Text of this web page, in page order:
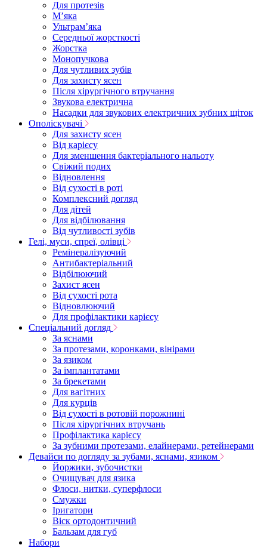
Для протезів
Мʼяка
Ультрамʼяка
Середньої жорсткості
Жорстка
Монопучкова
Для чутливих зубів
Для захисту ясен
Після хірургічного втручання
Звукова електрична
Насадки для звукових електричних зубних щіток
Ополіскувачі
Для захисту ясен
Від карієсу
Для зменшення бактеріального нальоту
Свіжий подих
Відновлення
Від сухості в роті
Комплексний догляд
Для дітей
Для відбілювання
Від чутливості зубів
Гелі, муси, спреї, олівці
Ремінералізуючий
Антибактеріальний
Відбілюючий
Захист ясен
Від сухості рота
Відновлюючий
Для профілактики карієсу
Спеціальний догляд
За яснами
За протезами, коронками, вінірами
За язиком
За імплантатами
За брекетами
Для вагітних
Для курців
Від сухості в ротовій порожнині
Після хірургічних втручань
Профілактика карієсу
За зубними протезами, елайнерами, ретейнерами
Девайси по догляду за зубами, яснами, язиком
Йоржики, зубочистки
Очищувач для язика
Флоси, нитки, суперфлоси
Смужки
Іригатори
Віск ортодонтичний
Бальзам для губ
Набори